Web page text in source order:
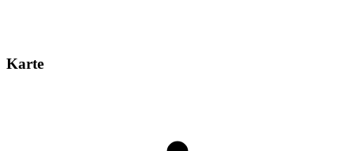
Karte